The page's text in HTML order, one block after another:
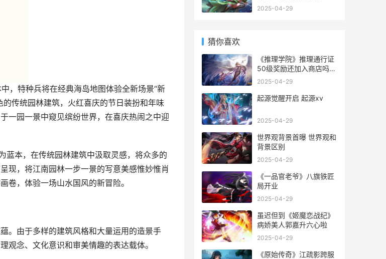
，特种兵将在经典海岛地图体验全新场景“新
传统园林建筑，火红喜庆的节日装扮和年味
一园一景中窥见缤纷世界，在喜庆热闹之中迎
蓝本，在传统园林建筑中汲取灵感，将众多的
现，将江南园林一步一景的写意美感惟妙惟肖
卷，体验一场山水国风的新冒险。
。由于多样的建筑风格和大量运用的造景手
观念、文化意识和审美情趣的表达载体。
2025-04-29
猜你喜欢
《推理学院》推理通行证
50级奖励还加入商店吗
推理学院好玩吗
2025-04-29
起源觉醒开启 起源xv
2025-04-29
世界观背景首曝 世界观和
背景区别
2025-04-29
《一品官老爷》八旗铁匠
局开业
2025-04-29
虽迟但到《姬魔恋战纪》
病娇美人郭嘉升六心啦
2025-04-29
《原始传奇》江疏影跨服